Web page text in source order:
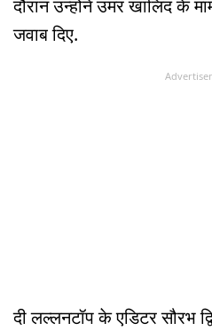
दौरान उन्होंने उमर खालिद के
जवाब दिए.
दी लल्लनटॉप के एडिटर सौरभ